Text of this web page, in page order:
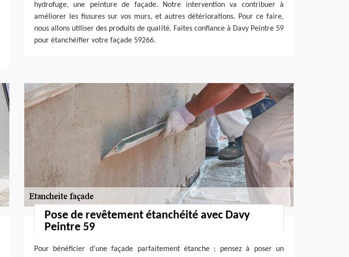
hydrofuge, une peinture de façade. Notre intervention va contribuer à
améliorer les fissures sur vos murs, et autres détériorations. Pour ce faire,
nous allons utiliser des produits de qualité. Faites confiance à Davy Peintre 59
pour étanchéifier votre façade 59266.
Pose de revêtement étanchéité avec Davy
Peintre 59
Pour bénéficier d’une façade parfaitement étanche ; pensez à poser un